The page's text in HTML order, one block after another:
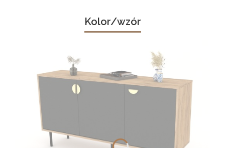
Kolor/wzór